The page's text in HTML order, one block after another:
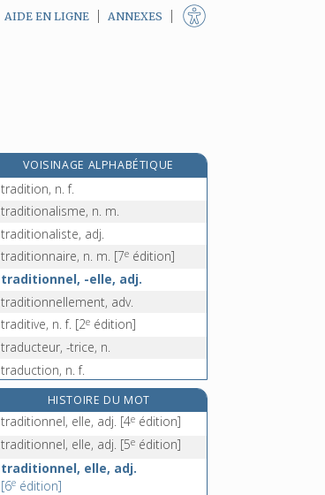
AIDE EN LIGNE ANNEXES
VOISINAGE ALPHABÉTIQUE
traditeur, n. m.
tradition, n. f.
traditionalisme, n. m.
traditionaliste, adj.
traditionnaire, n. m. [7e édition]
traditionnel, -elle, adj.
traditionnellement, adv.
traditive, n. f. [2e édition]
traducteur, -trice, n.
traduction, n. f.
traduire, v. tr.
traduisible, adj.
trafic [I], n. m.
trafic [II], n. m.
traficotage, n. m.
HISTOIRE DU MOT
traditionnel, elle, adj. [4e édition]
traditionnel, elle, adj. [5e édition]
traditionnel, elle, adj.
[6e édition]